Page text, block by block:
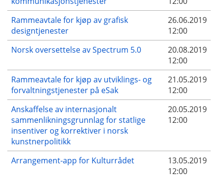
Rammeavtale for kjøp av grafisk
designtjenester
26.06.2019
12:00
Norsk oversettelse av Spectrum 5.0
20.08.2019
12:00
Rammeavtale for kjøp av utviklings- og
forvaltningstjenester på eSak
21.05.2019
12:00
Anskaffelse av internasjonalt
sammenlikningsgrunnlag for statlige
insentiver og korrektiver i norsk
kunstnerpolitikk
20.05.2019
12:00
Arrangement-app for Kulturrådet
13.05.2019
12:00